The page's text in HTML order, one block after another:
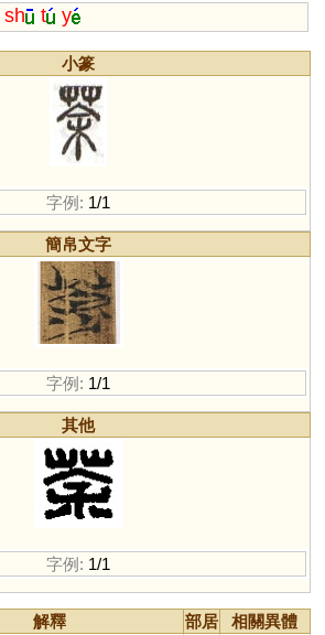
sh t y
小篆
字例: 1/1
簡帛文字
字例: 1/1
其他
字例: 1/1
解釋 部居
相關異體